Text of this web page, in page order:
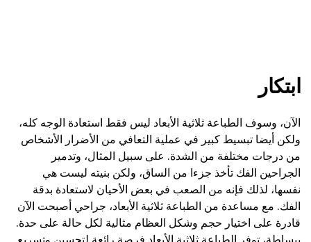
ابتكار
الآن، وسوف الطباعة ثلاثية الأبعاد ليس فقط استعادة الوجه كله،
ولكن أيضا تبسيط كبير في عملية التعافي من الأضرار الأشخاص
من درجات مختلفة من الشدة. على سبيل المثال، وتدمير
الجراحين الفك تأخذ جزءا من الساق، ولكن بنيته ليست هي
نفسها، لذلك فإنه من الصعب في بعض الأحيان لاستعادة بدقة
الفك. مع مساعدة من الطباعة ثلاثية الأبعاد، جراحي أصبحت الآن
قادرة على اختيار حجم وشكل العظام مثالية لكل حالة على حدة.